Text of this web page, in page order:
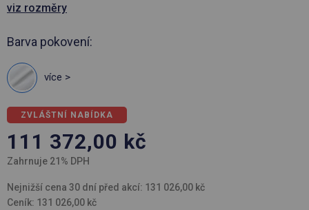
viz rozměry
Barva pokovení:
více >
ZVLÁŠTNÍ NABÍDKA
111 372,00 kč
Zahrnuje 21% DPH
Nejnižší cena 30 dní před akcí: 131 026,00 kč
Ceník: 131 026,00 kč